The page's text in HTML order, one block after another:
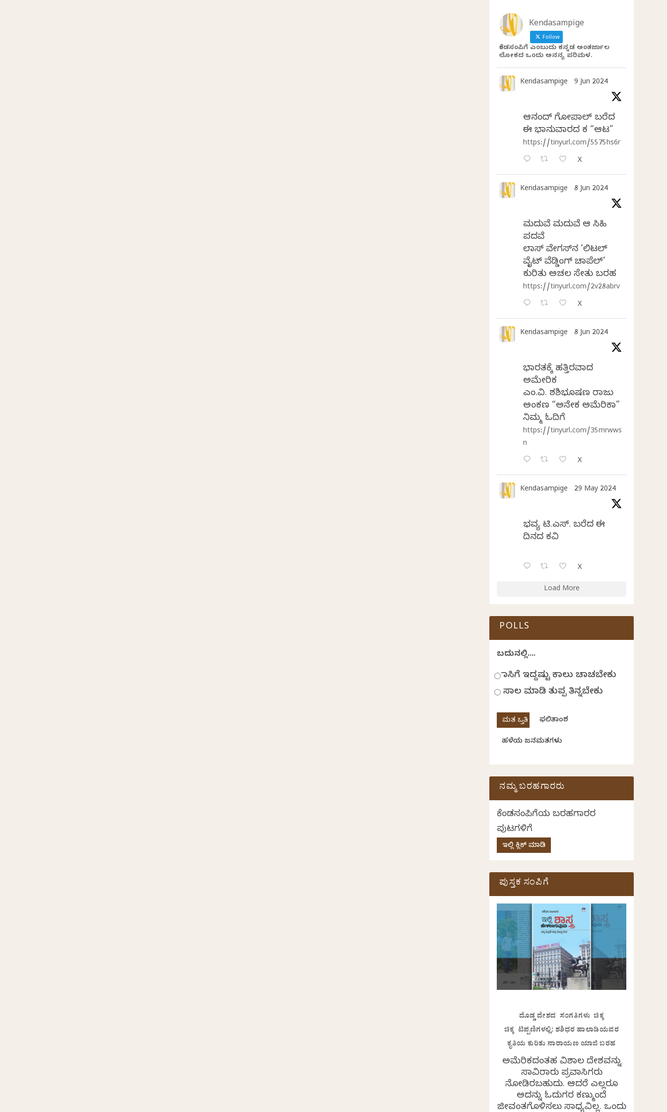
Kendasampige
Follow
ಕೆಂಡಸಂಪಿಗೆ ಎಂಬುದು ಕನ್ನಡ ಅಂತರ್ಜಾಲ
ಲೋಕದ ಒಂದು ಅನನ್ಯ ಪರಿಮಳ.
Kendasampige 9 Jun 2024
ಆನಂದ್‌ ಗೋಪಾಲ್‌ ಬರೆದ
ಈ ಭಾನುವಾರದ ಕತೆ “ಆಟ”
https://tinyurl.com/5575hs6r
X
Kendasampige 8 Jun 2024
ಮದುವೆ ಮದುವೆ ಆ ಸಿಹಿ
ಪದವೆ
ಲಾಸ್‌ ವೇಗಸ್‌ನ ‘ಲಿಟಲ್
ವೈಟ್ ವೆಡ್ಡಿಂಗ್ ಚಾಪೆಲ್’
ಕುರಿತು ಅಚಲ ಸೇತು ಬರಹ
https://tinyurl.com/2v28abrv
X
Kendasampige 8 Jun 2024
ಭಾರತಕ್ಕೆ ಹತ್ತಿರವಾದ
ಅಮೇರಿಕ
ಎಂ.ವಿ. ಶಶಿಭೂಷಣ ರಾಜು
ಅಂಕಣ “ಅನೇಕ ಅಮೆರಿಕಾ”
ನಿಮ್ಮ ಓದಿಗೆ
https://tinyurl.com/35mrwws
n
X
Kendasampige 29 May 2024
ಭವ್ಯ ಟಿ.ಎಸ್. ಬರೆದ ಈ
ದಿನದ ಕವಿತೆ
X
Load More
POLLS
ಬದುಕಿನಲ್ಲಿ....
ಹಾಸಿಗೆ ಇದ್ದಷ್ಟು ಕಾಲು ಚಾಚಬೇಕು
ಸಾಲ ಮಾಡಿ ತುಪ್ಪ ತಿನ್ನಬೇಕು
ಫಲಿತಾಂಶ
ಹಳೆಯ ಜನಮತಗಳು
ನಮ್ಮ ಬರಹಗಾರರು
ಕೆಂಡಸಂಪಿಗೆಯ ಬರಹಗಾರರ
ಪುಟಗಳಿಗೆ
ಇಲ್ಲಿ ಕ್ಲಿಕ್ ಮಾಡಿ
ಪುಸ್ತಕ ಸಂಪಿಗೆ
ದೊಡ್ಡ ದೇಶದ ಸಂಗತಿಗಳು ಚಿಕ್ಕ
ಚಿಕ್ಕ ಟಿಪ್ಪಣಿಗಳಲ್ಲಿ: ಶಶಿಧರ ಹಾಲಾಡಿಯವರ
ಕೃತಿಯ ಕುರಿತು ನಾರಾಯಣ ಯಾಜಿ ಬರಹ
ಅಮೆರಿಕದಂತಹ ವಿಶಾಲ ದೇಶವನ್ನು
ಸಾವಿರಾರು ಪ್ರವಾಸಿಗರು
ನೋಡಿರಬಹುದು. ಆದರೆ ಎಲ್ಲರೂ
ಅದನ್ನು ಓದುಗರ ಕಣ್ಮುಂದೆ
ಜೀವಂತಗೊಳಿಸಲು ಸಾಧ್ಯವಿಲ್ಲ. ಒಂದು